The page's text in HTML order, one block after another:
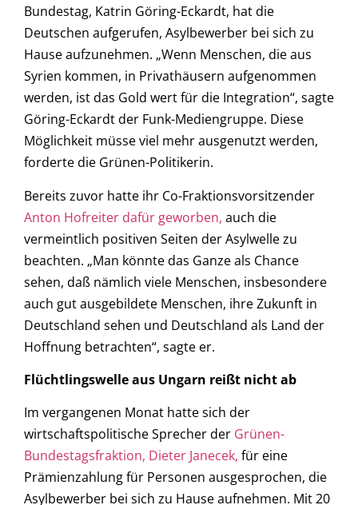
Bundestag, Katrin Göring-Eckardt, hat die
Deutschen aufgerufen, Asylbewerber bei sich zu
Hause aufzunehmen. „Wenn Menschen, die aus
Syrien kommen, in Privathäusern aufgenommen
werden, ist das Gold wert für die Integration“, sagte
Göring-Eckardt der Funk-Mediengruppe. Diese
Möglichkeit müsse viel mehr ausgenutzt werden,
forderte die Grünen-Politikerin.
Bereits zuvor hatte ihr Co-Fraktionsvorsitzender
Anton Hofreiter dafür geworben, auch die
vermeintlich positiven Seiten der Asylwelle zu
beachten. „Man könnte das Ganze als Chance
sehen, daß nämlich viele Menschen, insbesondere
auch gut ausgebildete Menschen, ihre Zukunft in
Deutschland sehen und Deutschland als Land der
Hoffnung betrachten“, sagte er.
Flüchtlingswelle aus Ungarn reißt nicht ab
Im vergangenen Monat hatte sich der
wirtschaftspolitische Sprecher der Grünen-
Bundestagsfraktion, Dieter Janecek, für eine
Prämienzahlung für Personen ausgesprochen, die
Asylbewerber bei sich zu Hause aufnehmen. Mit 20